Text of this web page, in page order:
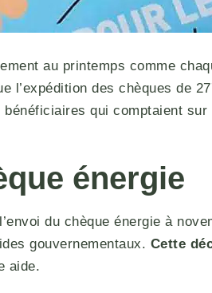
au printemps comme
des chèques de
qui comptaient
énergie
du chèque énergie à
gouvernementaux. Cette
aide.